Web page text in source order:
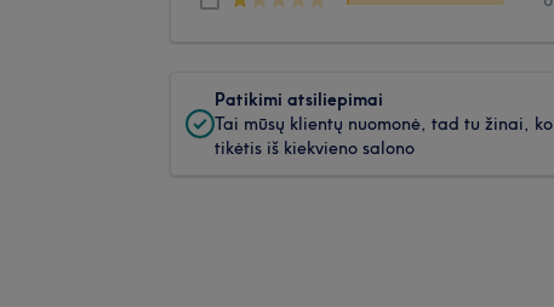
Patikimi atsiliepimai
Tai mūsų klientų nuomonė, tad tu žinai, ko
tikėtis iš kiekvieno salono